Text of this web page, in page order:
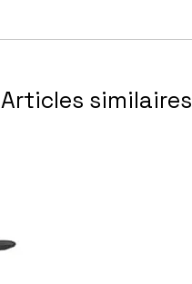
Articles similaires